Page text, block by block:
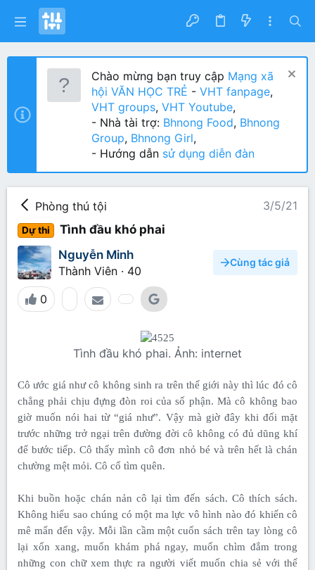
Chào mừng bạn truy cập Mạng xã
hội VĂN HỌC TRẺ - VHT fanpage,
VHT groups, VHT Youtube,
- Nhà tài trợ: Bhnong Food, Bhnong
Group, Bhnong Girl,
- Hướng dẫn sử dụng diễn đàn
Phòng thú tội 3/5/21
Dự thi
Tình đầu khó phai
Nguyễn Minh
Thành Viên · 40
Cùng tác giả
0
Tình đầu khó phai. Ảnh: internet​
Cô ước giá như cô không sinh ra trên thế giới này thì lúc đó cô
chẳng phải chịu đựng đòn roi của số phận. Mà cô không bao
giờ muốn nói hai từ “giá như”. Vậy mà giờ đây khi đối mặt
trước những trở ngại trên đường đời cô không có đủ dũng khí
để bước tiếp. Cô thấy mình cô đơn nhỏ bé và trên hết là chán
chường mệt mỏi. Cô cố tìm quên.
Khi buồn hoặc chán nản cô lại tìm đến sách. Cô thích sách.
Không hiểu sao chúng có một ma lực vô hình nào đó khiến cô
mê mẩn đến vậy. Mỗi lần cầm một cuốn sách trên tay lòng cô
lại xốn xang, muốn khám phá ngay, muốn chìm đắm trong
những con chữ xem thực ra người viết muốn chia sẻ với thế